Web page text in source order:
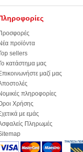
προϊόντα
sellers
κατάστημα μας
μαζί μας
πληροφορίες
Χρήσης
με εμάς
Πληρωμές